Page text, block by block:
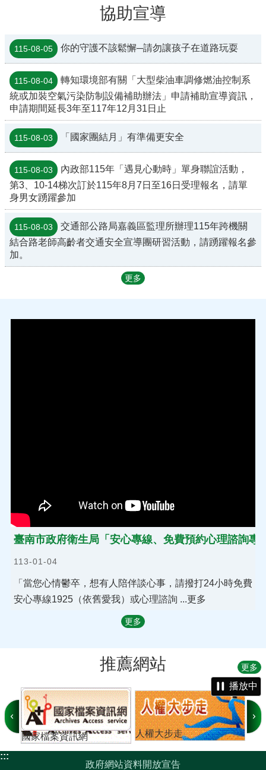
協助宣導
115-08-05 你的守護不該鬆懈─請勿讓孩子在道路玩耍
115-08-04
轉知環境部有關「大型柴油車調修燃油控制系
統或加裝空氣污染防制設備補助辦法」申請補助宣導資訊，
申請期間延長3年至117年12月31日止
115-08-03 「國家團結月」有準備更安全
115-08-03
內政部115年「遇見心動時」單身聯誼活動，
第3、10-14梯次訂於115年8月7日至16日受理報名，請單
身男女踴躍參加
115-08-03
交通部公路局嘉義區監理所辦理115年跨機關
結合路老師高齡者交通安全宣導團研習活動，請踴躍報名參
加。
更多
臺南市政府衛生局「安心專線、免費預約心理諮詢專
113-01-04
「當您心情鬱卒，想有人陪伴談心事，請撥打24小時免費
安心專線1925（依舊愛我）或心理諮詢 ...更多
更多
推薦網站
播放中
國家檔案資訊網 人權大步走 育
更多
:::
政府網站資料開放宣告